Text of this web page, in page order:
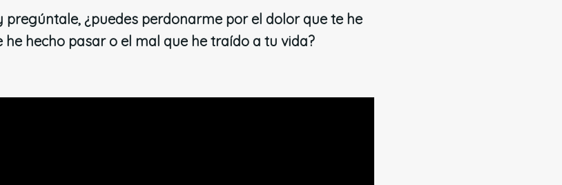
¿puedes perdonarme por el dolor que te he
he hecho pasar o el mal que he traído a tu vida?